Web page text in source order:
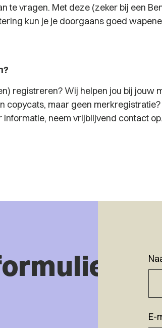
te vragen. Met deze (zeker bij een
kun je je doorgaans goed
registreren? Wij helpen jou bij jouw
copycats, maar geen
informatie, neem vrijblijvend contact op.
E-